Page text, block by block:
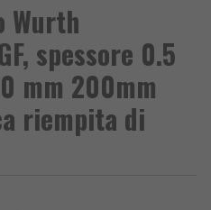
Wurth
spessore 0.5
mm 200mm
riempita di